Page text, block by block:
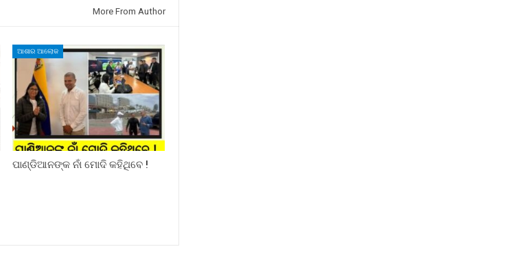
More From Author
ଆଶାର ଆଲୋକ
ପାଣ୍ଡିଆନଙ୍କ ନାଁ ମୋଦି କହିଥିବେ !